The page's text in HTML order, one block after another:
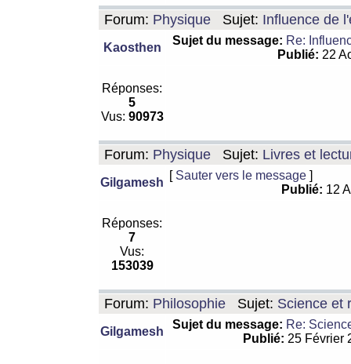
Forum: Physique Sujet: Influence de
Kaosthen
Sujet du message: Re:
Publié: 22
Réponses:
5
Vus: 90973
Forum: Physique Sujet: Livres et
Gilgamesh
[ Sauter vers le message ]
Publié: 12
Réponses:
7
Vus:
153039
Forum: Philosophie Sujet: Science et
Gilgamesh
Sujet du message: Re:
Publié: 25 Février